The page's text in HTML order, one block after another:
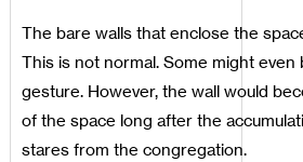
The bare walls that enclose the
This is not normal. Some might
gesture. However, the wall would
of the space long after the
stares from the congregation.